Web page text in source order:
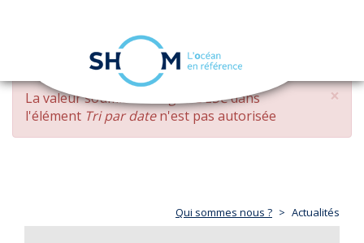
Aller
contenu
principal
navigation
×
MESSAGE
D'ERREUR
La valeur soumise changed DESCdans
l'élément Tri par daten'est pas autorisée
Qui sommes nous ? Actualités